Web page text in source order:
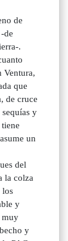
de
de
.
Ventura,
que
de cruce
sequías y
un
del
la colza
los
y
muy
y